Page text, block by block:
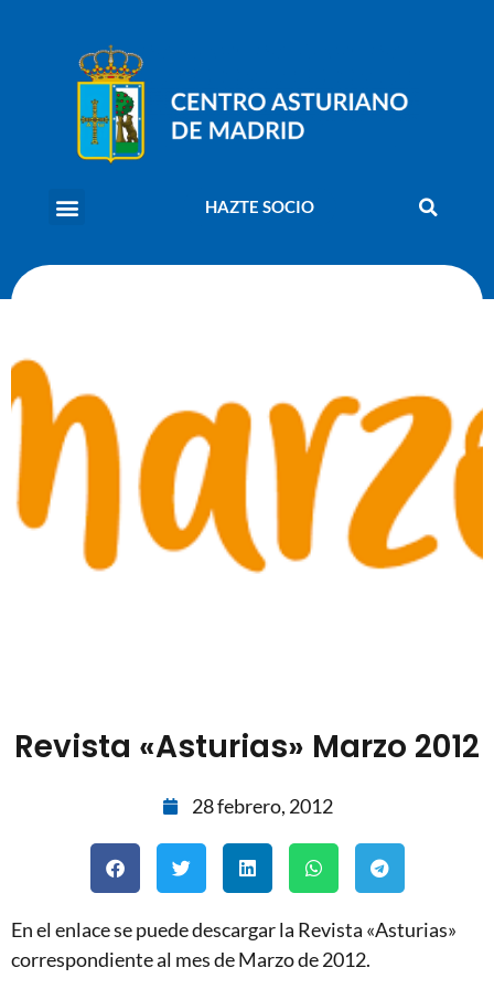
HAZTE SOCIO
Revista «Asturias» Marzo 2012
28 febrero, 2012
En el enlace se puede descargar la Revista «Asturias»
correspondiente al mes de Marzo de 2012.